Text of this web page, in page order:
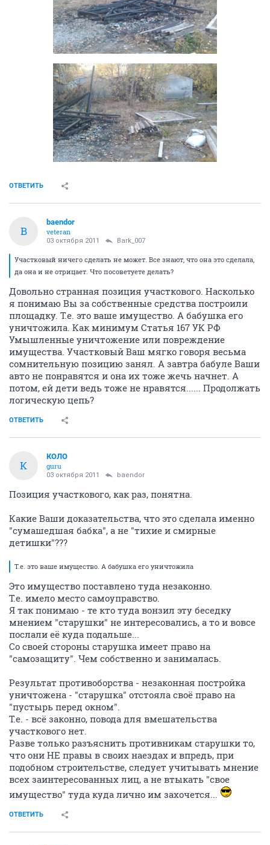
ОТВЕТИТЬ
B
baendor
veteran
03 октября 2011 Bark_007
Участковый ничего сделать не может. Все знают, что она это сделала,
да она и не отрицает. Что посоветуете делать?
Довольно странная позиция участкового. Насколько
я понимаю Вы за собственные средства построили
площадку. Т.е. это ваше имущество. А бабушка его
уничтожила. Как минимум Статья 167 УК РФ
Умышленные уничтожение или повреждение
имущества. Участковый Ваш мягко говоря весьма
сомнительную позицию занял. А завтра бабуле Ваши
авто не понравятся и она их тоже жечь начнет. А
потом, ей дети ведь тоже не нравятся...... Продолжать
логическую цепь?
ОТВЕТИТЬ
К
КОЛО
guru
03 октября 2011 baendor
Позиция участкового, как раз, понятна.
Какие Ваши доказательства, что это сделала именно
"сумашедшая бабка", а не "тихие и смирные
детишки"???
Т.е. это ваше имущество. А бабушка его уничтожила
Это имущество поставлено туда незаконно.
Т.е. имело место самоуправство.
Я так понимаю - те кто туда вонзил эту беседку
мнением "старушки" не интересовались, а то и вовсе
послали её куда подальше...
Со своей стороны старушка имеет право на
"самозащиту". Чем собственно и занималась.
Результат противоборства - незаконная постройка
уничтожена - "старушка" отстояла своё право на
"пустырь перед окном".
Т.е. - всё законно, повода для вмешательства
участкового нет.
Разве только разъяснить противникам старушки то,
что они НЕ правы в своих наездах и впредь, при
подобном строительстве, следует учитывать мнение
всех заинтересованных лиц, а не втыкать "свое
имущество" туда куда лично им захочется...
ОТВЕТИТЬ